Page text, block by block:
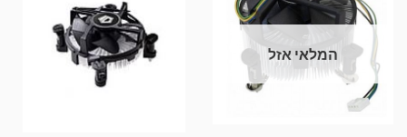
המלאי אזל